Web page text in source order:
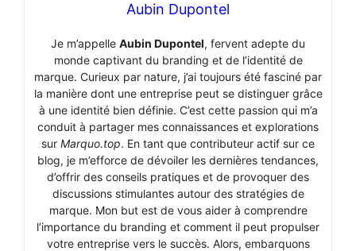
Aubin Dupontel
Je m’appelle Aubin Dupontel, fervent adepte du
monde captivant du branding et de l’identité de
marque. Curieux par nature, j’ai toujours été fasciné par
la manière dont une entreprise peut se distinguer grâce
à une identité bien définie. C’est cette passion qui m’a
conduit à partager mes connaissances et explorations
sur Marquo.top. En tant que contributeur actif sur ce
blog, je m’efforce de dévoiler les dernières tendances,
d’offrir des conseils pratiques et de provoquer des
discussions stimulantes autour des stratégies de
marque. Mon but est de vous aider à comprendre
l’importance du branding et comment il peut propulser
votre entreprise vers le succès. Alors, embarquons